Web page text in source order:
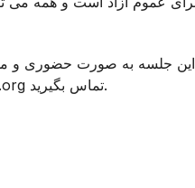
این جلسه به صورت حضوری و
هستید و اطلاعات بیشتری می خواهید، لطفاً با boardsupport@nlacrc.org تماس بگیرید.